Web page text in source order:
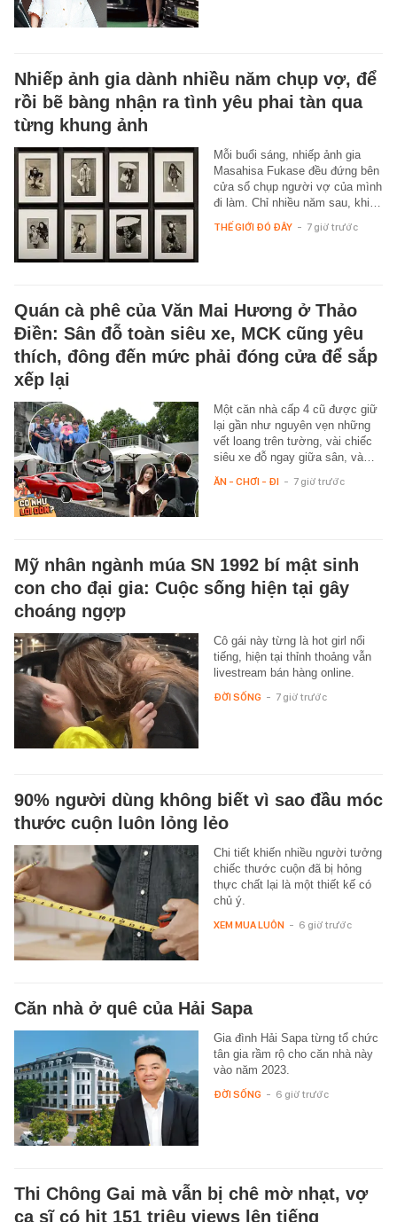
Nhiếp ảnh gia dành nhiều năm chụp vợ, để
rồi bẽ bàng nhận ra tình yêu phai tàn qua
từng khung ảnh
Mỗi buổi sáng, nhiếp ảnh gia
Masahisa Fukase đều đứng bên
cửa sổ chụp người vợ của mình
đi làm. Chỉ nhiều năm sau, khi…
THẾ GIỚI ĐÓ ĐÂY - 7 giờ trước
Quán cà phê của Văn Mai Hương ở Thảo
Điền: Sân đỗ toàn siêu xe, MCK cũng yêu
thích, đông đến mức phải đóng cửa để sắp
xếp lại
Một căn nhà cấp 4 cũ được giữ
lại gần như nguyên vẹn những
vết loang trên tường, vài chiếc
siêu xe đỗ ngay giữa sân, và…
ĂN - CHƠI - ĐI - 7 giờ trước
Mỹ nhân ngành múa SN 1992 bí mật sinh
con cho đại gia: Cuộc sống hiện tại gây
choáng ngợp
Cô gái này từng là hot girl nổi
tiếng, hiện tại thỉnh thoảng vẫn
livestream bán hàng online.
ĐỜI SỐNG - 7 giờ trước
90% người dùng không biết vì sao đầu móc
thước cuộn luôn lỏng lẻo
Chi tiết khiến nhiều người tưởng
chiếc thước cuộn đã bị hỏng
thực chất lại là một thiết kế có
chủ ý.
XEM MUA LUÔN - 6 giờ trước
Căn nhà ở quê của Hải Sapa
Gia đình Hải Sapa từng tổ chức
tân gia rầm rộ cho căn nhà này
vào năm 2023.
ĐỜI SỐNG - 6 giờ trước
Thi Chông Gai mà vẫn bị chê mờ nhạt, vợ
ca sĩ có hit 151 triệu views lên tiếng